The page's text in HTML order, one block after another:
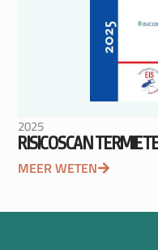
2025
RISICOSCAN
MEER WETEN